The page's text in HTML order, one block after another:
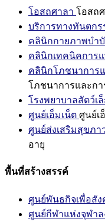
โอสถศาลา โอสถ
บริการทางทันตกร
คลินิกกายภาพบำ
คลินิกเทคนิคการ
คลินิกโภชนาการ
โภชนาการและก
โรงพยาบาลสัตว์เ
ศูนย์เอ็มเน็ต ศูนย์เ
ศูนย์ส่งเสริมสุขภา
อายุ
พื้นที่สร้างสรรค์
ศูนย์พันธกิจเพื่อสัง
ศูนย์กีฬาแห่งจุฬา